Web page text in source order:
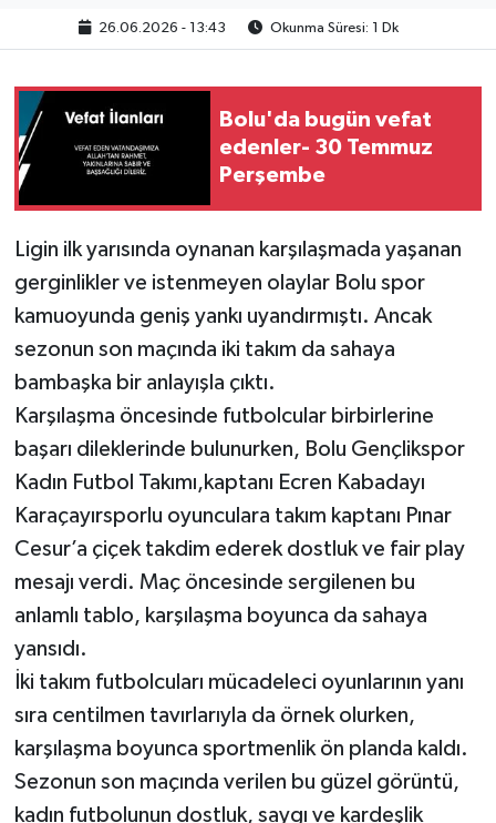
26.06.2026 - 13:43 Okunma Süresi: 1 Dk
Bolu'da bugün vefat
edenler- 30 Temmuz
Perşembe
Ligin ilk yarısında oynanan karşılaşmada yaşanan
gerginlikler ve istenmeyen olaylar Bolu spor
kamuoyunda geniş yankı uyandırmıştı. Ancak
sezonun son maçında iki takım da sahaya
bambaşka bir anlayışla çıktı.
Karşılaşma öncesinde futbolcular birbirlerine
başarı dileklerinde bulunurken, Bolu Gençlikspor
Kadın Futbol Takımı,kaptanı Ecren Kabadayı
Karaçayırsporlu oyunculara takım kaptanı Pınar
Cesur’a çiçek takdim ederek dostluk ve fair play
mesajı verdi. Maç öncesinde sergilenen bu
anlamlı tablo, karşılaşma boyunca da sahaya
yansıdı.
İki takım futbolcuları mücadeleci oyunlarının yanı
sıra centilmen tavırlarıyla da örnek olurken,
karşılaşma boyunca sportmenlik ön planda kaldı.
Sezonun son maçında verilen bu güzel görüntü,
kadın futbolunun dostluk, saygı ve kardeşlik